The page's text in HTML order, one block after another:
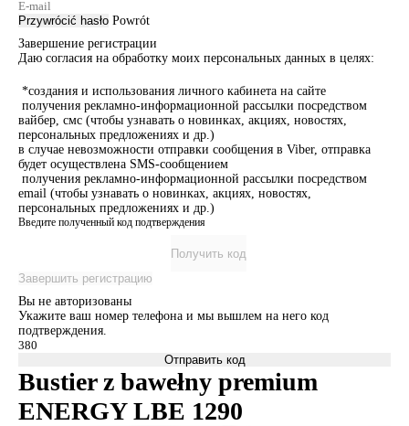
Przywrócić hasło Powrót
Завершение регистрации
Даю согласия на обработку моих персональных данных в целях:
*создания и использования личного кабинета на сайте
получения рекламно-информационной рассылки посредством
вайбер, смс (чтобы узнавать о новинках, акциях, новостях,
персональных предложениях и др.)
в случае невозможности отправки сообщения в Viber, отправка
будет осуществлена SMS-сообщением
получения рекламно-информационной рассылки посредством
email (чтобы узнавать о новинках, акциях, новостях,
персональных предложениях и др.)
Введите полученный код подтверждения
Получить код
Завершить регистрацию
Вы не авторизованы
Укажите ваш номер телефона и мы вышлем на него код
подтверждения.
Отправить код
Bustier z bawełny premium
ENERGY LBE 1290